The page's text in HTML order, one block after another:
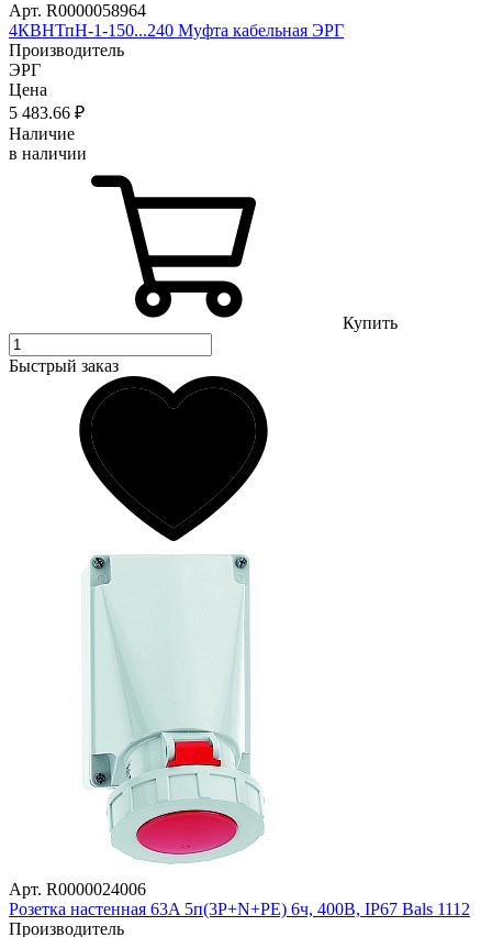
Арт. R0000058964
4КВНТпН-1-150...240 Муфта кабельная ЭРГ
Производитель
ЭРГ
Цена
5 483.66 ₽
Наличие
в наличии
Купить
Быстрый заказ
Арт. R0000024006
Розетка настенная 63A 5п(3P+N+PE) 6ч, 400В, IP67 Bals 1112
Производитель